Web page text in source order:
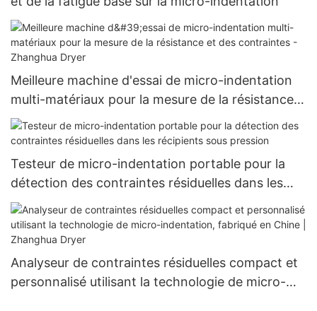
Meilleure machine d'essai de micro-indentation
multi-matériaux pour la mesure de la résistance
et des contraintes - Zhanghua Dryer
Testeur de micro-indentation portable pour la
détection des contraintes résiduelles dans les
récipients sous pression
Analyseur de contraintes résiduelles compact et
personnalisé utilisant la technologie de micro-